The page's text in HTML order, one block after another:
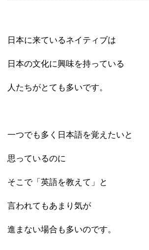
日本に来ているネイティブは
日本の文化に興味を持っている
人たちがとても多いです。
一つでも多く日本語を覚えたいと
思っているのに
そこで「英語を教えて」と
言われてもあまり気が
進まない場合も多いのです。